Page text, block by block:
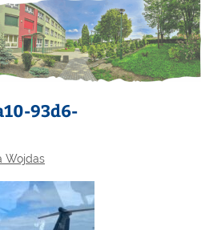
93d6-
Wojdas